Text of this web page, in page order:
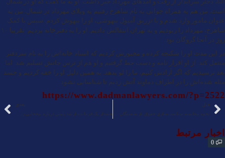
است. من هم به همراه جوانی به نام شاهرخ رفتیم به ویلای مهرداد در شمال. من به
عنوان مامور وارد شدم و با تزریق آمپول بیهوشی، او را بیهوش کردم. سپس با کمک
شاهرخ، مهرداد را ربودیم و به تهران انتقالش دادیم. او را به دفترخانه بردیم. تقریبا ۱۰
روز در آنجا گروگان بود.
در این مدت او را شکنجه کرده و مجبورش کردیم که اسناد خانه‌اش را به نام سردفتر
منتقل کند. از او اقرار نامه و دست خط گرفتیم و او هم از ترس جانش تسلیم شد. اما
بعد ترسیدیم که اگر آزادش کنیم، ما را لو بدهد. به همین دلیل او را خفه کردیم و جسد
مثله شده‌اش را در اطراف دماوند آتش زدیم تا شناسایی نشود.
https://www.dadmanlawyers.com/?p=2522
قبل بعدی
اخبار مرتبط
0